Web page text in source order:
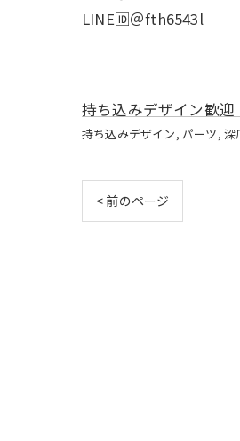
LINE🆔＠fth6543l
持ち込みデザイン歓迎
持ち込みデザイン パーツ 深
< 前のページ